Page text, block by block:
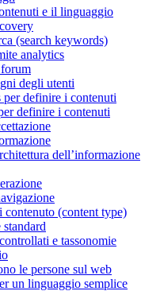
e il linguaggio
(search keywords)
analytics
degli utenti
per definire i contenuti
definire i contenuti
dell’informazione
(content type)
e tassonomie
le persone sul web
un linguaggio semplice